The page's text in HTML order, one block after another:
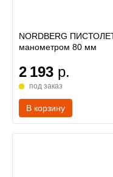
NORDBERG
манометром 80 мм
2 193 р.
под заказ
В корзину